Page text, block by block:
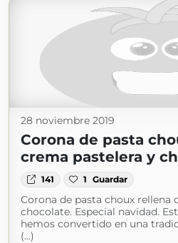
28 noviembre 2019
Corona de pasta
crema pastelera y
141 1 Guardar
Corona de pasta choux rellena
chocolate. Especial navidad.
hemos convertido en una
(...)